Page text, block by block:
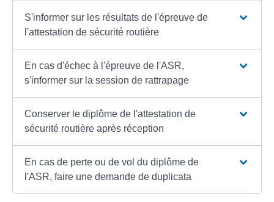
S'informer sur les résultats de l'épreuve de
l'attestation de sécurité routière
En cas d'échec à l'épreuve de l'ASR,
s'informer sur la session de rattrapage
Conserver le diplôme de l'attestation de
sécurité routière après réception
En cas de perte ou de vol du diplôme de
l'ASR, faire une demande de duplicata